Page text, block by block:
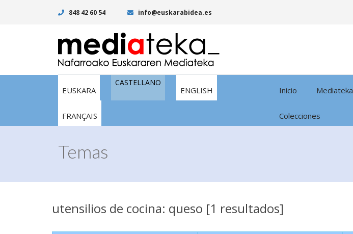
848 42 60 54 info@euskarabidea.es
EUSKARA
CASTELLANO
ENGLISH
FRANÇAIS
Inicio Mediateka
Colecciones
Temas
utensilios de cocina: queso [1 resultados]